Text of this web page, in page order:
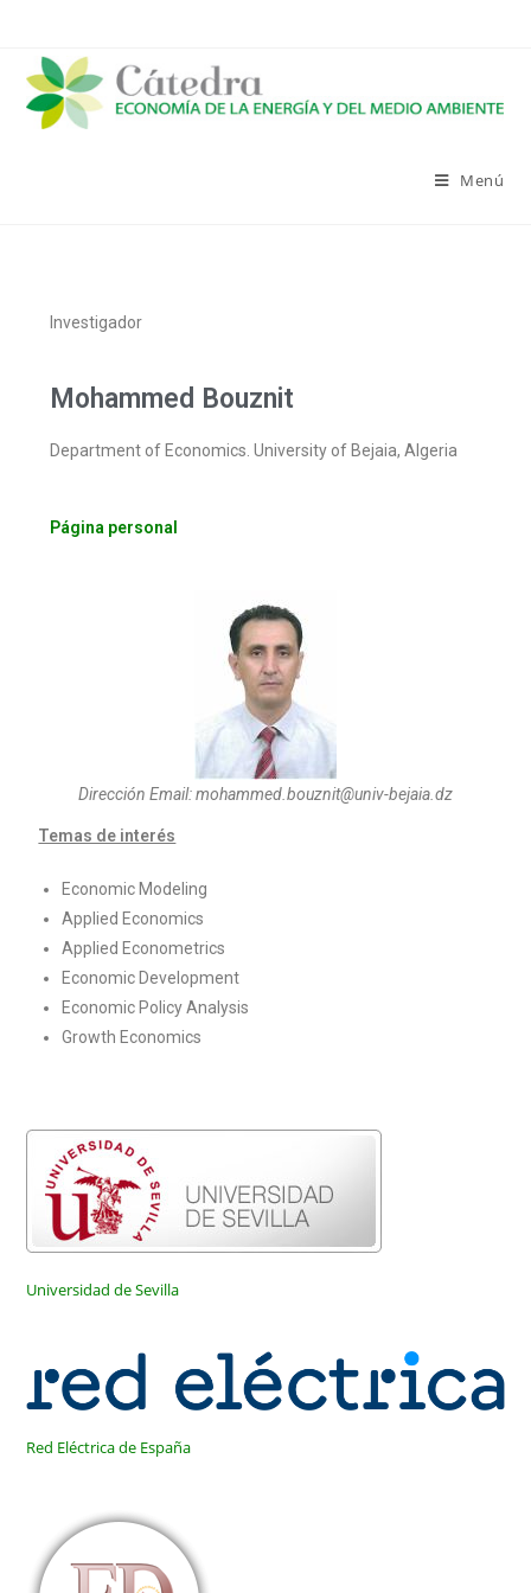
Menú
Investigador
Mohammed Bouznit
Department of Economics. University of Bejaia, Algeria
Página personal
Dirección Email: mohammed.bouznit@univ-bejaia.dz
Temas de interés
Economic Modeling
Applied Economics
Applied Econometrics
Economic Development
Economic Policy Analysis
Growth Economics
Universidad de Sevilla
Red Eléctrica de España